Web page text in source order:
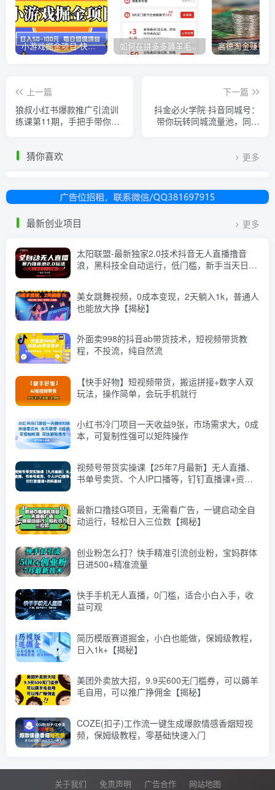
小游戏掘金项目-快手商业养机教程（小游戏养机）
上一篇
狼叔小红书爆款推广引流训
练课第11期，手把手带你玩
下一篇
抖金必火学院·抖音同城号：
带你玩转同城流量池，同城
猜你喜欢 更多
最新创业项目 更多
太阳联盟-最新独家2.0技术抖音无人直播撸音
浪，黑科技全自动运行，低门槛，新手当天日入
美女跳舞视频，0成本变现，2天躺入1k，普通人
也能放大挣【揭秘】
外面卖998的抖音ab带货技术，短视频带货教
程，不投流，纯自然流
【快手好物】短视频带货，搬运拼接+数字人双
玩法，操作简单，会玩手机就行
小红书冷门项目一天收益9张，市场需求大，0成
本，可复制性强可以矩阵操作
视频号带货实操课【25年7月最新】无人直播、
书单号卖货、个人IP口播等，钉钉直播课+资料
最新口撸挂G项目，无需看广告，一键启动全自
动运行，轻松日入三位数【揭秘】
创业粉怎么打？快手精准引流创业粉，宝妈群体
日进500+精准流量
快手手机无人直播，0门槛，适合小白入手，收
益可观
简历模版赛道掘金，小白也能做，保姆级教程，
日入1k+【揭秘】
美团外卖放大招，9.9买600无门槛券，可以薅羊
毛自用，可以推广挣佣金【揭秘】
COZE(扣子)工作流一键生成爆款情感香烟短视
频，保姆级教程，零基础快速入门
关于我们 免责声明 广告合作 网站地图